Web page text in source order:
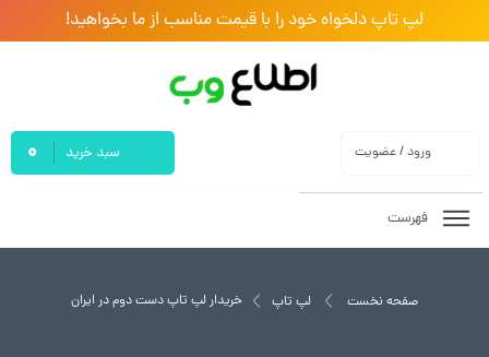
لپ تاپ دلخواه خود را با قیمت مناسب از ما بخواهید!
ورود / عضویت سبد خرید 0
فهرست
صفحه نخست لپ تاپ خریدار لپ تاپ دست دوم در ایران